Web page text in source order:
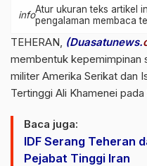
infoAtur ukuran teks artikel
pengalaman membaca
TEHERAN, (Duasatunews.
membentuk kepemimpinan
militer Amerika Serikat dan
Tertinggi Ali Khamenei
Baca juga:
IDF Serang Teheran
Pejabat Tinggi Iran